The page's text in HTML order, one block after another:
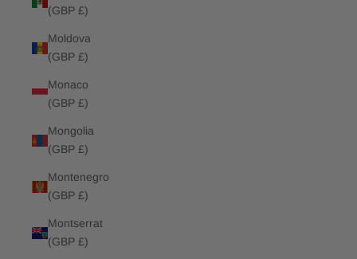
(GBP £)
Moldova
(GBP £)
Monaco
(GBP £)
Mongolia
(GBP £)
Montenegro
(GBP £)
Montserrat
(GBP £)